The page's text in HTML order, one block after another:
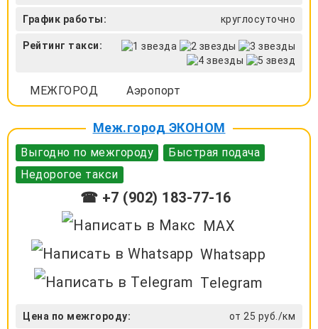
График работы: круглосуточно
Рейтинг такси:
МЕЖГОРОД Аэропорт
Меж.город ЭКОНОМ
Выгодно по межгороду
Быстрая подача
Недорогое такси
☎ +7 (902) 183-77-16
MAX
Whatsapp
Telegram
Цена по межгороду: от 25 руб./км